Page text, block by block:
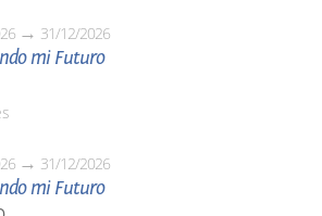
31/12/2026
mi Futuro
31/12/2026
mi Futuro